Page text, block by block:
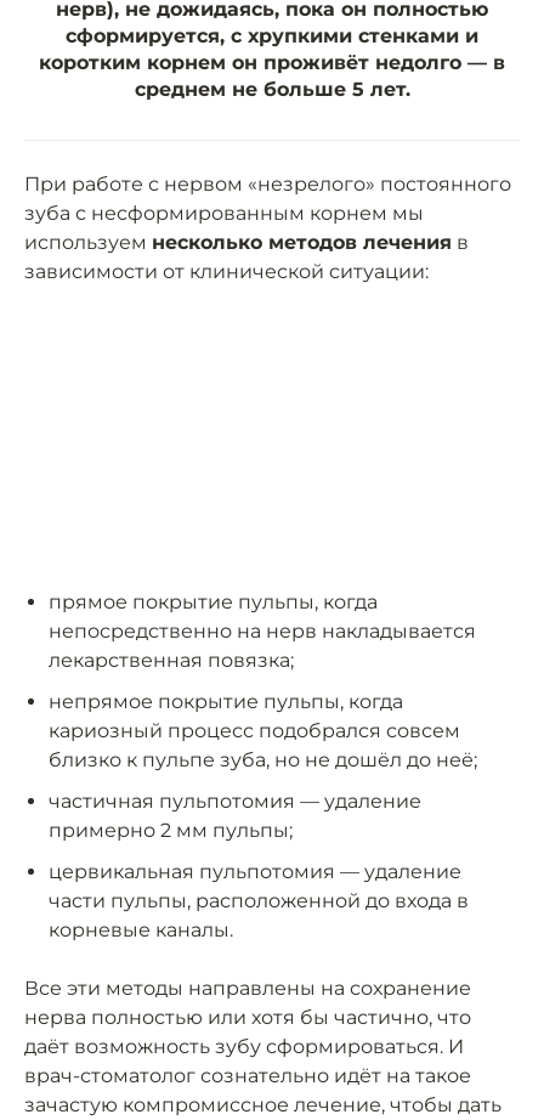
нерв), не дожидаясь, пока он полностью
сформируется, с хрупкими стенками и
коротким корнем он проживёт недолго — в
среднем не больше 5 лет.
При работе с нервом «незрелого» постоянного
зуба с несформированным корнем мы
используем несколько методов лечения в
зависимости от клинической ситуации:
прямое покрытие пульпы, когда
непосредственно на нерв накладывается
лекарственная повязка;
непрямое покрытие пульпы, когда
кариозный процесс подобрался совсем
близко к пульпе зуба, но не дошёл до неё;
частичная пульпотомия — удаление
примерно 2 мм пульпы;
цервикальная пульпотомия — удаление
части пульпы, расположенной до входа в
корневые каналы.
Все эти методы направлены на сохранение
нерва полностью или хотя бы частично, что
даёт возможность зубу сформироваться. И
врач-стоматолог сознательно идёт на такое
зачастую компромиссное лечение, чтобы дать